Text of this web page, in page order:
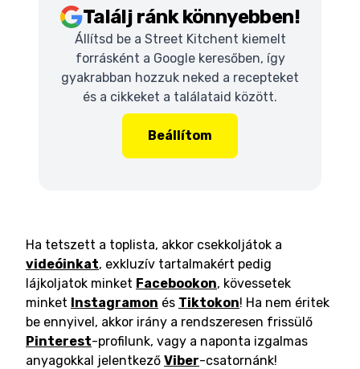
Találj ránk könnyebben!
Állítsd be a Street Kitchent kiemelt
forrásként a Google keresőben, így
gyakrabban hozzuk neked a recepteket
és a cikkeket a találataid között.
Beállítom
Ha tetszett a toplista, akkor csekkoljátok a
videóinkat, exkluzív tartalmakért pedig
lájkoljatok minket Facebookon, kövessetek
minket Instagramon és Tiktokon! Ha nem éritek
be ennyivel, akkor irány a rendszeresen frissülő
Pinterest-profilunk, vagy a naponta izgalmas
anyagokkal jelentkező Viber-csatornánk!